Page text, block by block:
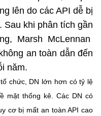
NGHỆ
nghệ (MST)
Hải Hằng
lên do các API dễ bị
Sau khi phân tích gần
Marsh McLennan
an toàn dẫn đến
năm.
chức, DN lớn hơn có tỷ lệ
mặt thống kê. Các DN có
cơ bị mất an toàn API cao